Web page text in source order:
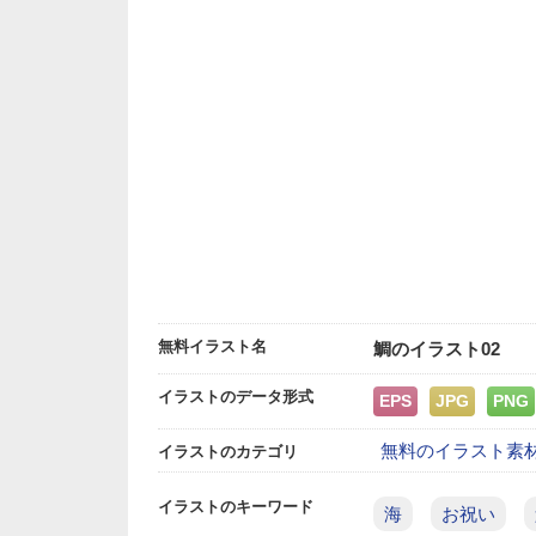
無料イラスト名 鯛のイラスト02
イラストのデータ形式 EPS JPG PNG
イラストのカテゴリ 無料のイラスト素
イラストのキーワード 海 お祝い